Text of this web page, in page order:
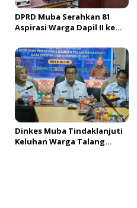
DPRD Muba Serahkan 81
Aspirasi Warga Dapil II ke
Himpun Usulan Terbanyak
Dinkes Muba Tindaklanjuti
Keluhan Warga Talang